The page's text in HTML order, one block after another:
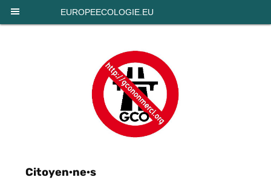
EUROPEECOLOGIE.EU
Citoyen·ne·s